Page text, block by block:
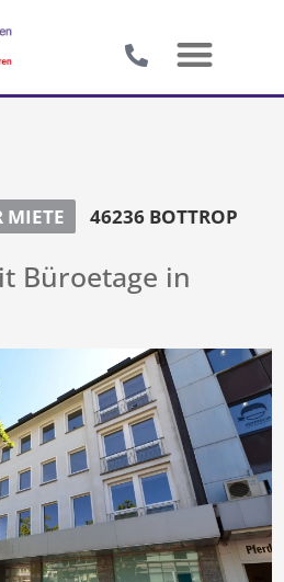
MIETE 46236 BOTTROP
Büroetage in